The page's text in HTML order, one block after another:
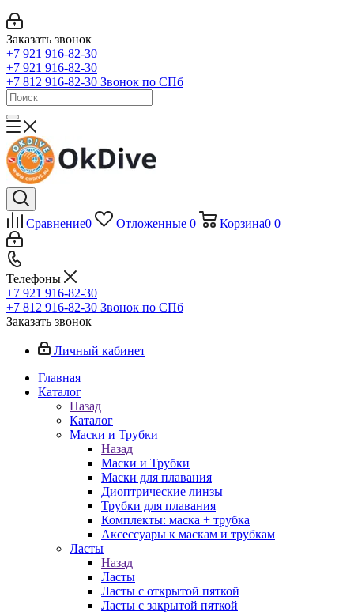
Заказать звонок
+7 921 916-82-30
+7 921 916-82-30
+7 812 916-82-30 Звонок по СПб
Сравнение0 Отложенные 0 Корзина0 0
Телефоны
+7 921 916-82-30
+7 812 916-82-30 Звонок по СПб
Заказать звонок
Личный кабинет
Главная
Каталог
Назад
Каталог
Маски и Трубки
Назад
Маски и Трубки
Маски для плавания
Диоптрические линзы
Трубки для плавания
Комплекты: маска + трубка
Аксессуары к маскам и трубкам
Ласты
Назад
Ласты
Ласты с открытой пяткой
Ласты с закрытой пяткой